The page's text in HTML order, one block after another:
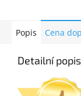
Popis Cena
Detailní